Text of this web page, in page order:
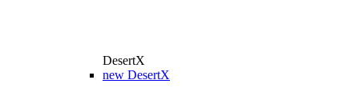
DesertX
new DesertX